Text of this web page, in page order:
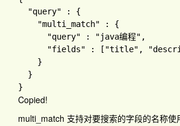
"query"
: {
"multi_match"
: {
"query"
: "java编程" ,
"fields"
: [ "title" ,
}
Copied!
multi_match 支持对要搜索的字段的名称使